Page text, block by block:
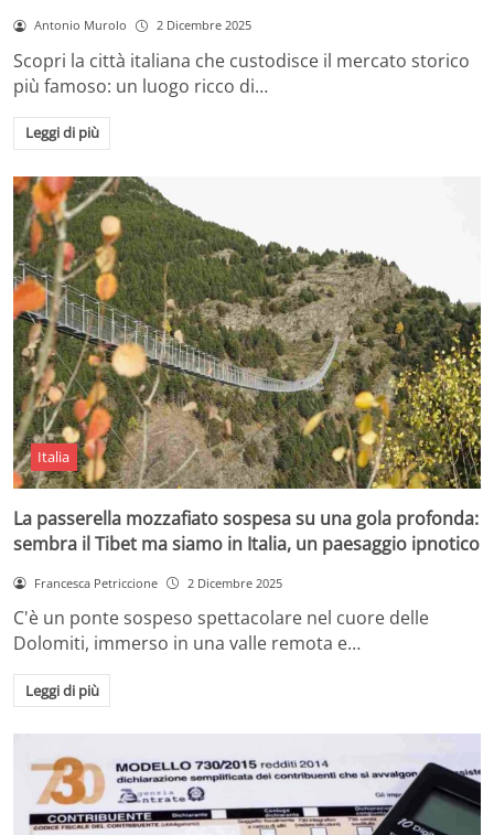
Antonio Murolo 2 Dicembre 2025
Scopri la città italiana che custodisce il mercato storico
più famoso: un luogo ricco di…
Leggi di più
Italia
La passerella mozzafiato sospesa su una gola profonda:
sembra il Tibet ma siamo in Italia, un paesaggio ipnotico
Francesca Petriccione 2 Dicembre 2025
C'è un ponte sospeso spettacolare nel cuore delle
Dolomiti, immerso in una valle remota e…
Leggi di più